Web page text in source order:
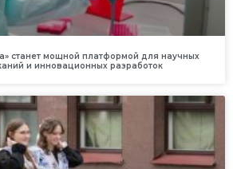
станет мощной платформой для научных
и инновационных разработок